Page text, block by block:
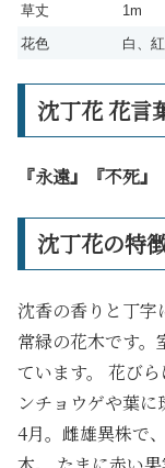
草丈
1m
花色
白、
沈丁花 花言
『永遠』『不死』
沈丁花の特
沈香の香りと丁字
常緑の花木です。
ています。 花び
ンチョウゲや葉
4月。雌雄異株で